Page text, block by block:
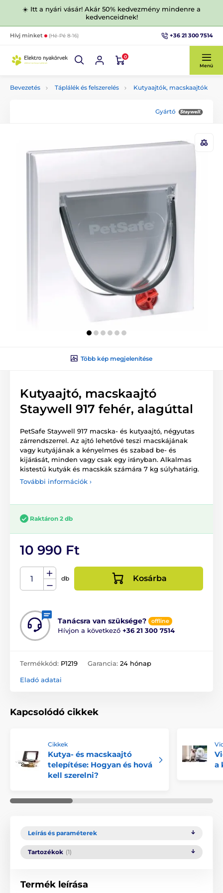
☀️ Itt a nyári vásár! Akár 50% kedvezmény mindenre a
kedvenceidnek!
Hívj minket (Hé-Pé 8-16) +36 21 300 7514
0
Menü
Bevezetés Táplálék és felszerelés Kutyaajtók, macskaajtók
Gyártó
Több kép megjelenítése
Kutyaajtó, macskaajtó
Staywell 917 fehér, alagúttal
PetSafe Staywell 917 macska- és kutyaajtó, négyutas
zárrendszerrel. Az ajtó lehetővé teszi macskájának
vagy kutyájának a kényelmes és szabad be- és
kijárását, minden vagy csak egy irányban. Alkalmas
kistestű kutyák és macskák számára 7 kg súlyhatárig.
További információk ›
Raktáron 2 db
10 990 Ft
db Kosárba
Tanácsra van szüksége? offline
Hívjon a következő +36 21 300 7514
Termékkód: P1219 Garancia: 24 hónap
Eladó adatai
Kapcsolódó cikkek
Cikkek
Kutya- és macskaajtó
telepítése: Hogyan és hová
kell szerelni?
a
Leírás és paraméterek
Tartozékok (1)
Termék leírása